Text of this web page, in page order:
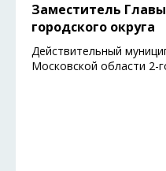
Заместитель
городского округа
Действительный
Московской области 2-